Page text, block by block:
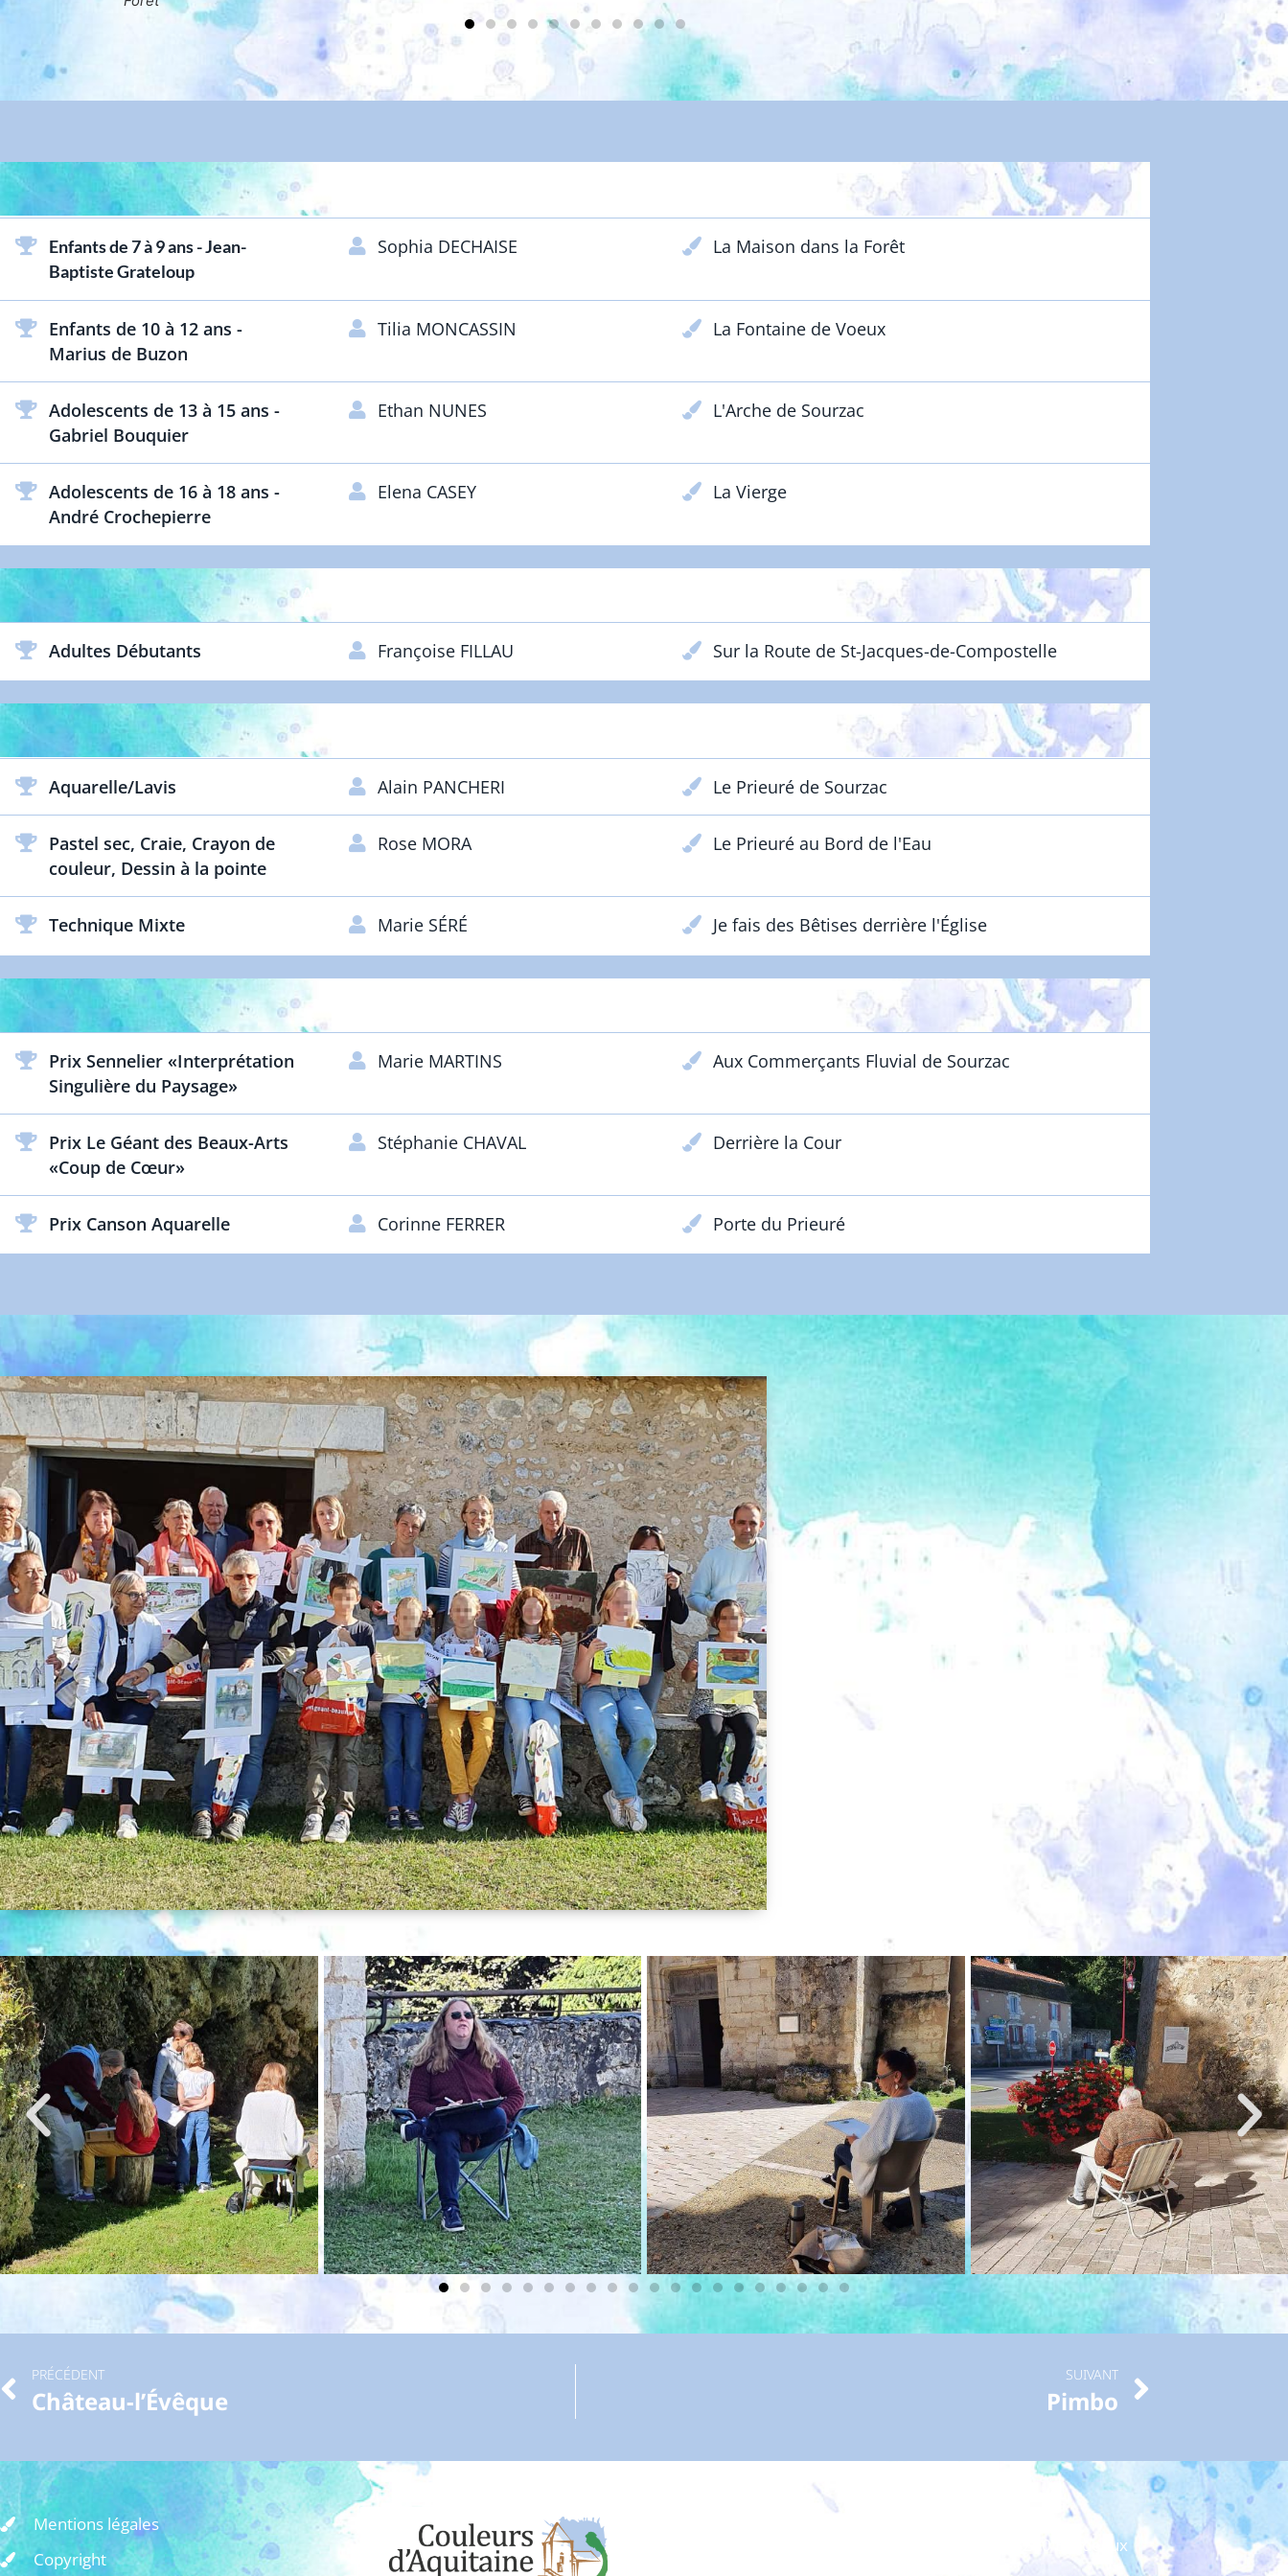
Enfants de 7 à 9 ans - Jean-
Baptiste Grateloup
Sophia DECHAISE La Maison dans la Forêt
Enfants de 10 à 12 ans -
Marius de Buzon
Tilia MONCASSIN La Fontaine de Voeux
Adolescents de 13 à 15 ans -
Gabriel Bouquier
Ethan NUNES L'Arche de Sourzac
Adolescents de 16 à 18 ans -
André Crochepierre
Elena CASEY La Vierge
ARTISTES DÉBUTANTS - Adultes - Prix Lacoste
Adultes Débutants Françoise FILLAU Sur la Route de St-Jacques-de-Compostelle
Aquarelle/Lavis Alain PANCHERI Le Prieuré de Sourzac
Pastel sec, Craie, Crayon de
couleur, Dessin à la pointe
Rose MORA Le Prieuré au Bord de l'Eau
Technique Mixte Marie SÉRÉ Je fais des Bêtises derrière l'Église
Prix Sennelier «Interprétation
Singulière du Paysage»
Marie MARTINS Aux Commerçants Fluvial de Sourzac
Prix Le Géant des Beaux-Arts
«Coup de Cœur»
Stéphanie CHAVAL Derrière la Cour
Prix Canson Aquarelle Corinne FERRER Porte du Prieuré
PRÉCÉDENT
Château-l’Évêque
SUIVANT
Pimbo
Mentions légales
Copyright
Résidence La Clairière 1 - 10 rue Ney - 33200 Bordeaux